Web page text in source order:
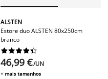
ALSTEN
Estore duo ALSTEN 80x250cm
branco






46,99 €/UN
+ mais tamanhos